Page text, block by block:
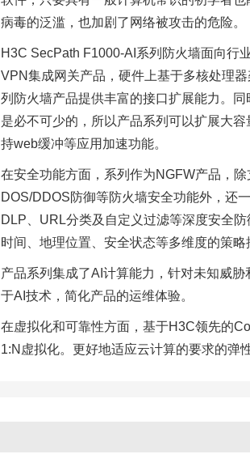
病毒的泛滥，也加剧了网络被攻击的危险。
H3C SecPath F1000-AI系列防火墙面向行
VPN集成网关产品，硬件上基于多核处理
列防火墙产品提供丰富的接口扩展能力。
是必不可少的，所以产品系列可以扩展大
持web缓冲等应用加速功能。
在安全功能方面，系列作为NGFW产品，除
DOS/DDOS防御等防火墙安全功能外，还
DLP、URL分类及自定义过滤等深度安全
时间、地理位置、安全状态等多维度的策略
产品系列集成了AI计算能力，针对未知威
于AI技术，简化产品的运维体验。
在虚拟化和可靠性方面，基于H3C领先的
1:N虚拟化。更好地适应云计算的要求的弹